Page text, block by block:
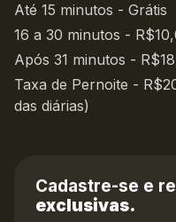
Até 15 minutos - Grátis
16 a 30 minutos -
Após 31 minutos -
Taxa de Pernoite -
das diárias)
Cadastre-se e
exclusivas.